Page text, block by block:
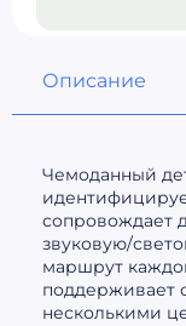
Описание
Чемоданный
сопровождает
звуковую/
маршрут
поддерживает
несколькими